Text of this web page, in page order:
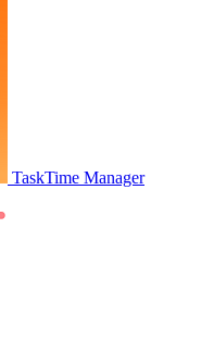
TaskTime Manager